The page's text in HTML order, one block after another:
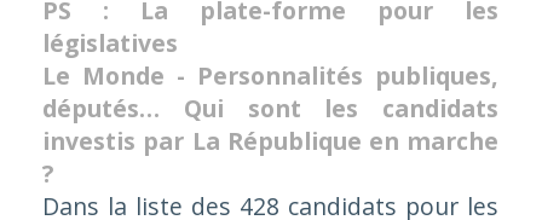
PS : La plate-forme pour les
législatives
Le Monde - Personnalités publiques,
députés… Qui sont les candidats
investis par La République en marche
?
Dans la liste des 428 candidats pour les